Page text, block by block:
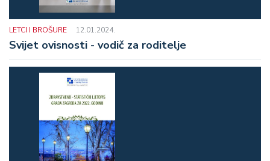
LETCI I BROŠURE 12.01.2024.
Svijet ovisnosti - vodič za roditelje